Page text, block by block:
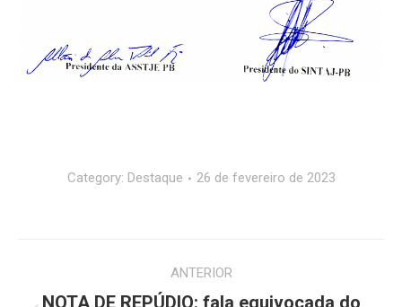
Category: Destaque 26 de fevereiro de 2023
de
ANTERIOR
NOTA DE REPÚDIO: fala equivocada do